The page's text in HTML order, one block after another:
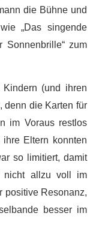
die Bühne und
„Das singende
Sonnenbrille“ zum
(und ihren
denn die Karten für
im Voraus restlos
Eltern konnten
so limitiert, damit
nicht allzu voll im
positive Resonanz,
besser im